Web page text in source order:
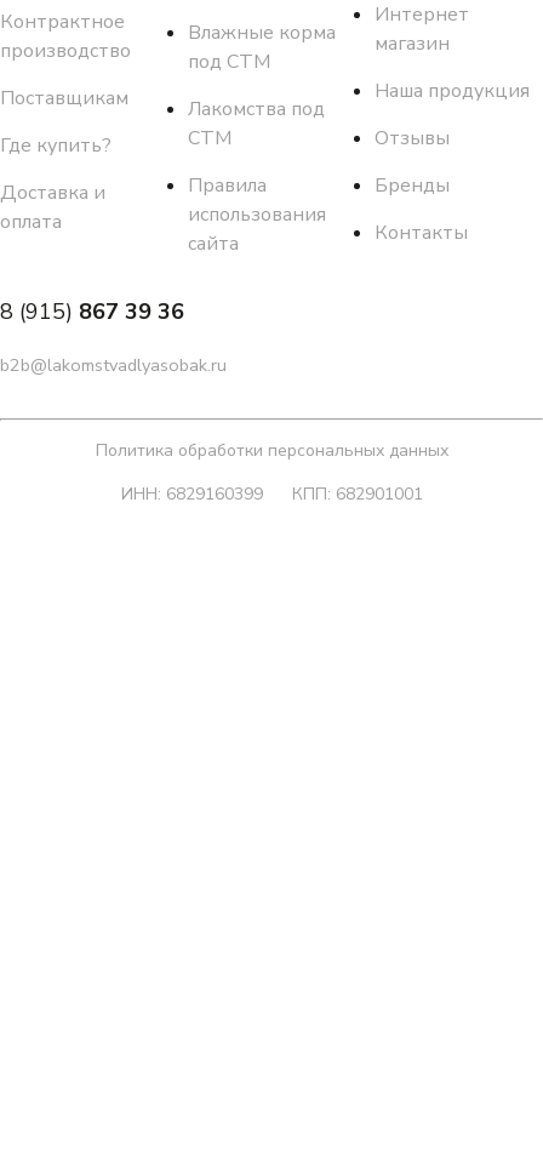
Контрактное
производство
Поставщикам
Где купить?
Доставка и
оплата
Влажные корма
под СТМ
Лакомства под
СТМ
Правила
использования
сайта
Интернет
магазин
Наша продукция
Отзывы
Бренды
Контакты
8 (915) 867 39 36
b2b@lakomstvadlyasobak.ru
Политика обработки персональных данных
ИНН: 6829160399
КПП: 682901001